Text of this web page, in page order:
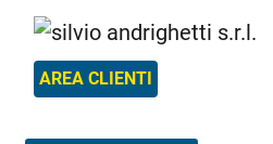
AREA CLIENTI